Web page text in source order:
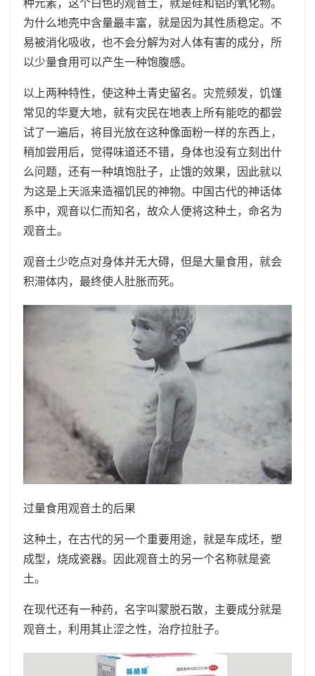
为什么地壳中含量最丰富，就是因为其性质稳定。不
易被消化吸收，也不会分解为对人体有害的成分，所
以少量食用可以产生一种饱腹感。
以上两种特性，使这种土青史留名。灾荒频发，饥馑
常见的华夏大地，就有灾民在地表上所有能吃的都尝
试了一遍后，将目光放在这种像面粉一样的东西上，
稍加尝用后，觉得味道还不错，身体也没有立刻出什
么问题，还有一种填饱肚子，止饿的效果，因此就以
为这是上天派来造福饥民的神物。中国古代的神话体
系中，观音以仁而知名，故众人便将这种土，命名为
观音土。
观音土少吃点对身体并无大碍，但是大量食用，就会
积滞体内，最终使人肚胀而死。
过量食用观音土的后果
这种土，在古代的另一个重要用途，就是车成坯，塑
成型，烧成瓷器。因此观音土的另一个名称就是瓷
土。
在现代还有一种药，名字叫蒙脱石散，主要成分就是
观音土，利用其止涩之性，治疗拉肚子。